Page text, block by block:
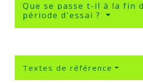
Que se passe t-il à la fin
période d'essai ?
Textes de référence